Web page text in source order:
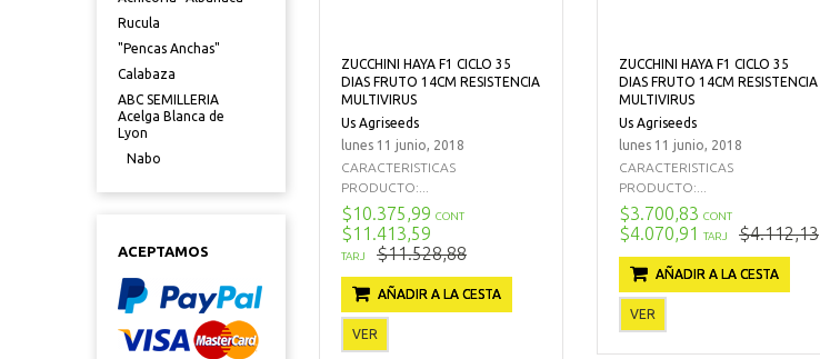
Rucula
"Pencas Anchas"
Calabaza
ABC SEMILLERIA
Acelga Blanca de
Lyon
Nabo
ACEPTAMOS
ZUCCHINI HAYA F1 CICLO 35
DIAS FRUTO 14CM RESISTENCIA
MULTIVIRUS
Us Agriseeds
lunes 11 junio, 2018
CARACTERISTICAS
PRODUCTO:...
$10.375,99 CONT
$11.413,59
TARJ $11.528,88
AÑADIR A LA CESTA
VER
ZUCCHINI HAYA F1 CICLO 35
DIAS FRUTO 14CM RESISTENCIA
MULTIVIRUS
Us Agriseeds
lunes 11 junio, 2018
CARACTERISTICAS
PRODUCTO:...
$3.700,83 CONT
$4.070,91 TARJ $4.112,13
AÑADIR A LA CESTA
VER